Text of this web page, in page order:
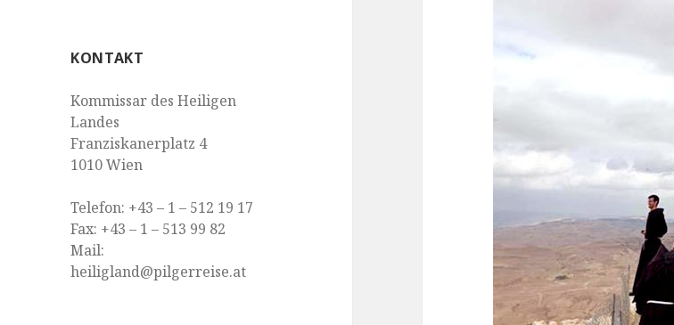
KONTAKT
Kommissar des Heiligen
Landes
Franziskanerplatz 4
1010 Wien
Telefon: +43 – 1 – 512 19 17
Fax: +43 – 1 – 513 99 82
Mail:
heiligland@pilgerreise.at